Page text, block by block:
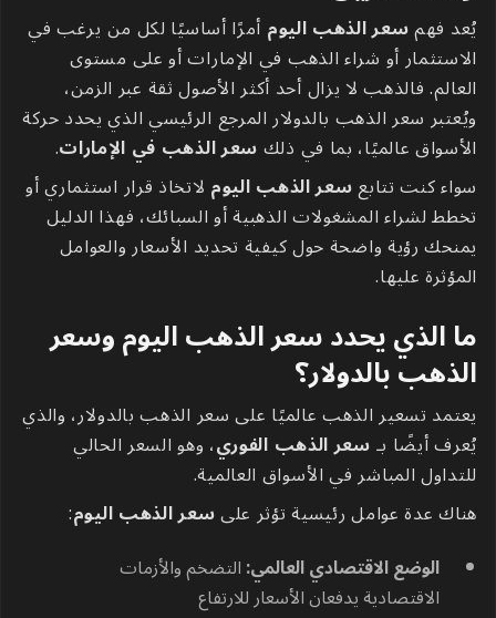
يُعد فهمسعر الذهب اليوم أمرًا أساسيًا لكل من يرغب في
الاستثمار أو شراء الذهب في الإمارات أو على مستوى
العالم. فالذهب لا يزال أحد أكثر الأصول ثقة عبر الزمن،
ويُعتبر سعر الذهب بالدولار المرجع الرئيسي الذي يحدد حركة
الأسواق عالميًا، بما في ذلكسعر الذهب في الإمارات.
سواء كنت تتابعسعر الذهب اليوم لاتخاذ قرار استثماري أو
تخطط لشراء المشغولات الذهبية أو السبائك، فهذا الدليل
يمنحك رؤية واضحة حول كيفية تحديد الأسعار والعوامل
المؤثرة عليها.
ما الذي يحدد سعر الذهب اليوم وسعر
الذهب بالدولار؟
يعتمد تسعير الذهب عالميًا على سعر الذهب بالدولار، والذي
يُعرف أيضًا بـسعر الذهب الفوري، وهو السعر الحالي
للتداول المباشر في الأسواق العالمية.
هناك عدة عوامل رئيسية تؤثر علىسعر الذهب اليوم:
الوضع الاقتصادي العالمي:التضخم والأزمات
الاقتصادية يدفعان الأسعار للارتفاع